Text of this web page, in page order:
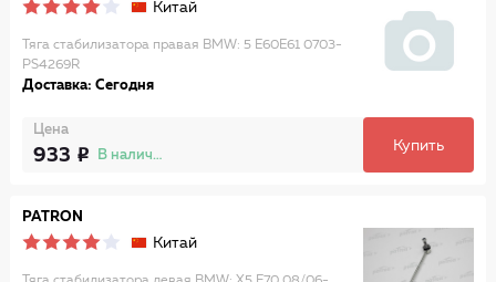
Китай
Тяга стабилизатора правая BMW: 5 E60E61 0703-
PS4269R
Доставка: Сегодня
Цена
933 В наличии
Купить
PATRON
Китай